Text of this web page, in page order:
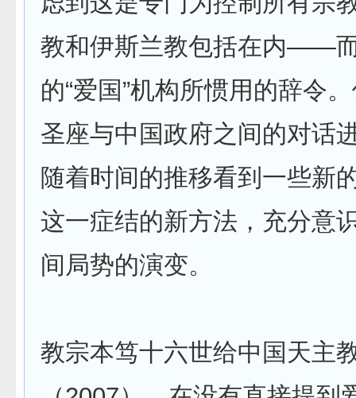
教和伊斯兰教包括在内——
的“爱国”机构所惯用的辞令
圣座与中国政府之间的对话
随着时间的推移看到一些新
这一症结的新方法，充分意
间局势的演变。
教宗本笃十六世给中国天主